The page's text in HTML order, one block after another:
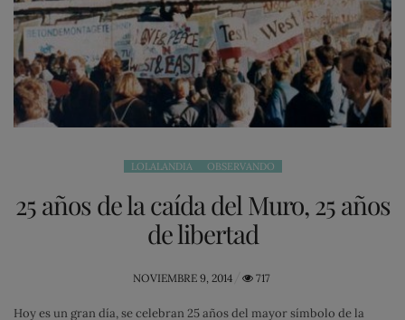
LOLALANDIA OBSERVANDO
25 años de la caída del Muro, 25 años
de libertad
POSTED
NOVIEMBRE 9, 2014 717
Hoy es un gran día, se celebran 25 años del mayor símbolo de la